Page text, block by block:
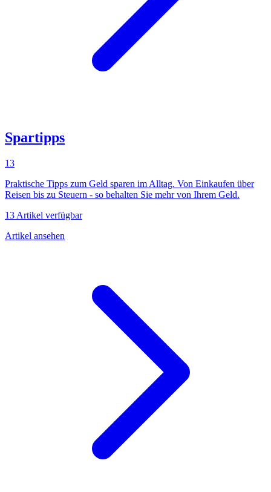
Spartipps
13
Praktische Tipps zum Geld sparen im Alltag. Von Einkaufen über
Reisen bis zu Steuern - so behalten Sie mehr von Ihrem Geld.
13 Artikel verfügbar
Artikel ansehen